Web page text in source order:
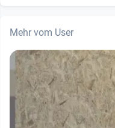
Mehr vom User